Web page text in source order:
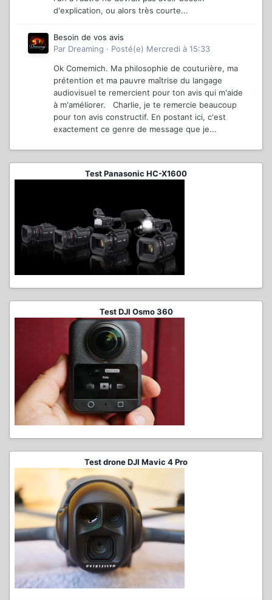
d'explication, ou alors très courte...
Besoin de vos avis
Par Dreaming · Posté(e) Mercredi à 15:33
Ok Comemich. Ma philosophie de couturière, ma
prétention et ma pauvre maîtrise du langage
audiovisuel te remercient pour ton avis qui m'aide
à m'améliorer. Charlie, je te remercie beaucoup
pour ton avis constructif. En postant ici, c'est
exactement ce genre de message que je...
Test Panasonic HC-X1600
Test DJI Osmo 360
Test drone DJI Mavic 4 Pro